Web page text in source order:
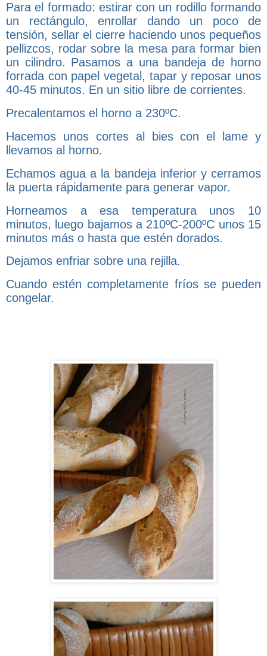
Para el formado: estirar con un rodillo formando
un rectángulo, enrollar dando un poco de
tensión, sellar el cierre haciendo unos pequeños
pellizcos, rodar sobre la mesa para formar bien
un cilindro. Pasamos a una bandeja de horno
forrada con papel vegetal, tapar y reposar unos
40-45 minutos. En un sitio libre de corrientes.
Precalentamos el horno a 230ºC.
Hacemos unos cortes al bies con el lame y
llevamos al horno.
Echamos agua a la bandeja inferior y cerramos
la puerta rápidamente para generar vapor.
Horneamos a esa temperatura unos 10
minutos, luego bajamos a 210ºC-200ºC unos 15
minutos más o hasta que estén dorados.
Dejamos enfriar sobre una rejilla.
Cuando estén completamente fríos se pueden
congelar.